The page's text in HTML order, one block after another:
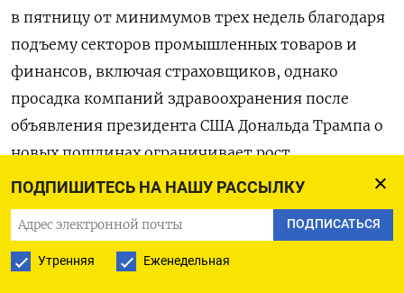
ПОДПИШИТЕСЬ НА НАШУ РАССЫЛКУ
ПОДПИСАТЬСЯ
Утренняя Еженедельная
в пятницу от минимумов трех недель благодаря
подъему секторов промышленных товаров и
финансов, включая страховщиков, однако
просадка компаний здравоохранения после
объявления президента США Дональда Трампа о
новых пошлинах ограничивает рост.
Панъевропейский индекс STOXX 600 к 10:43 МСК
вырос на 0,5%.
Подъем возглавили акции Alstom SA,